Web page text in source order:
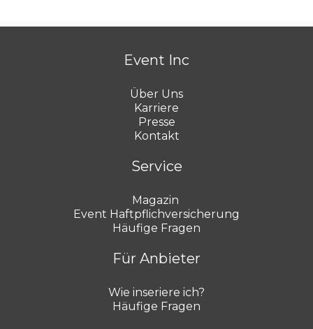
Event Inc
Über Uns
Karriere
Presse
Kontakt
Service
Magazin
Event Haftpflichversicherung
Häufige Fragen
Für Anbieter
Wie inseriere ich?
Häufige Fragen